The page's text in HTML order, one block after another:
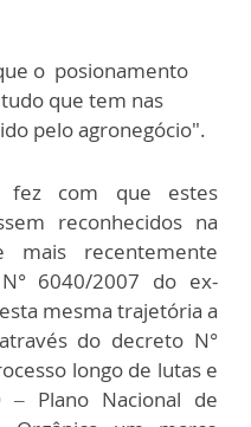
o posionamento
que tem nas
pelo agronegócio".
fez com que estes
reconhecidos na
mais recentemente
6040/2007 do ex-
mesma trajetória a
do decreto N°
longo de lutas e
– Plano Nacional de